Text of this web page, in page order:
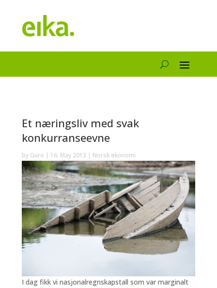
Et næringsliv med svak
konkurranseevne
by Guro | 16. May 2013 | Norsk økonomi
I dag fikk vi nasjonalregnskapstall som var marginalt